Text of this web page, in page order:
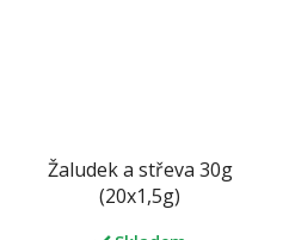
Žaludek a střeva 30g
(20x1,5g)